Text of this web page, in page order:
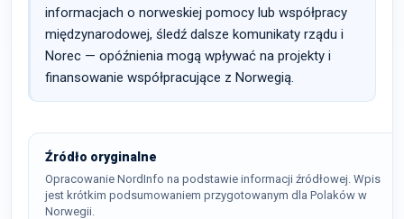
informacjach o norweskiej pomocy lub współpracy
międzynarodowej, śledź dalsze komunikaty rządu i
Norec — opóźnienia mogą wpływać na projekty i
finansowanie współpracujące z Norwegią.
Źródło oryginalne
Opracowanie NordInfo na podstawie informacji źródłowej. Wpis
jest krótkim podsumowaniem przygotowanym dla Polaków w
Norwegii.